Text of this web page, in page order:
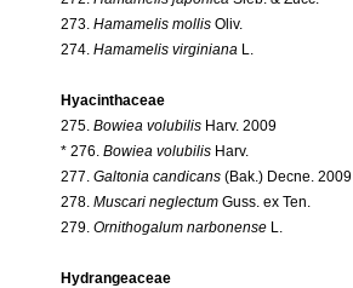
273. Hamamelis mollis Oliv.
274. Hamamelis virginiana L.
Hyacinthaceae
275. Bowiea volubilis Harv. 2009
* 276. Bowiea volubilis Harv.
277. Galtonia candicans (Bak.) Decne. 2009
278. Muscari neglectum Guss. ex Ten.
279. Ornithogalum narbonense L.
Hydrangeaceae